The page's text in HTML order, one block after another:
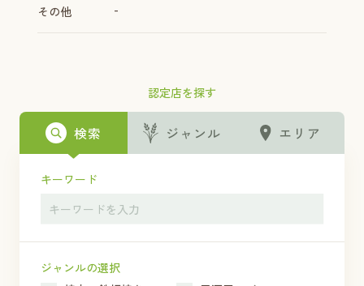
認定店を探す
検索 ジャンル エリア
キーワード
ジャンルの選択
その他 -